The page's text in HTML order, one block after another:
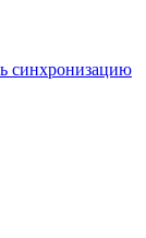
синхронизацию